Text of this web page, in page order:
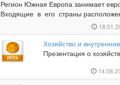
Регион Южная Европа занимает
Входящие в его страны
Хозяйство и
Презентация о